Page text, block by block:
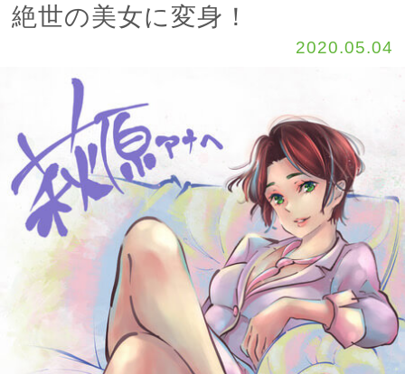
絶世の美女に変身！
2020.05.04